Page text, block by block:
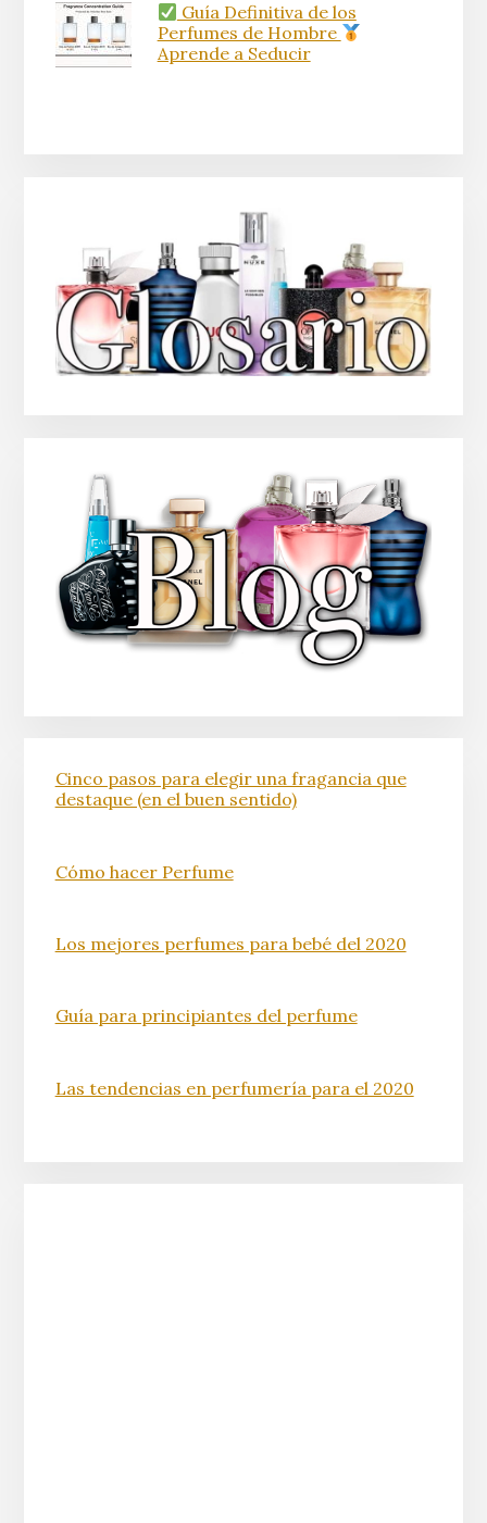
Guía Definitiva de los
Perfumes de Hombre
Aprende a Seducir
Cinco pasos para elegir una fragancia que
destaque (en el buen sentido)
Cómo hacer Perfume
Los mejores perfumes para bebé del 2020
Guía para principiantes del perfume
Las tendencias en perfumería para el 2020